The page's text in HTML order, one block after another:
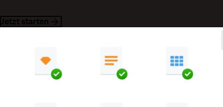
Jetzt starten